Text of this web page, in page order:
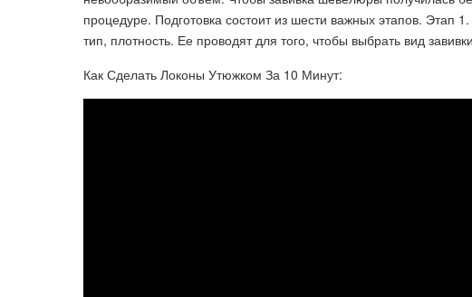
процедуре. Подготовка состоит из шести важных этапов. Этап
тип, плотность. Ее проводят для того, чтобы выбрать вид
Как Сделать Локоны Утюжком За 10 Минут: